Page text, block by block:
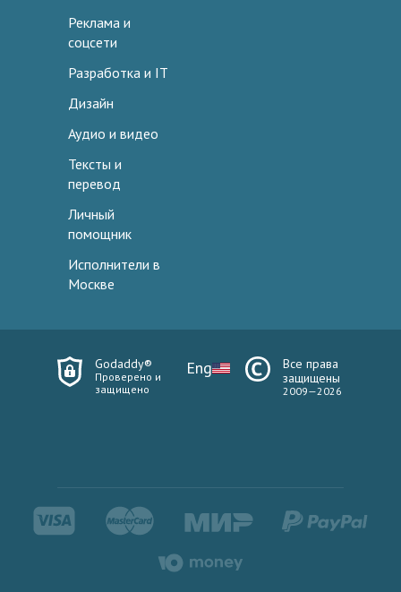
Реклама и
соцсети
Разработка и IT
Дизайн
Аудио и видео
Тексты и
перевод
Личный
помощник
Исполнители в
Москве
Godaddy®
Проверено и
защищено
Eng
Все права
защищены
2009—2026